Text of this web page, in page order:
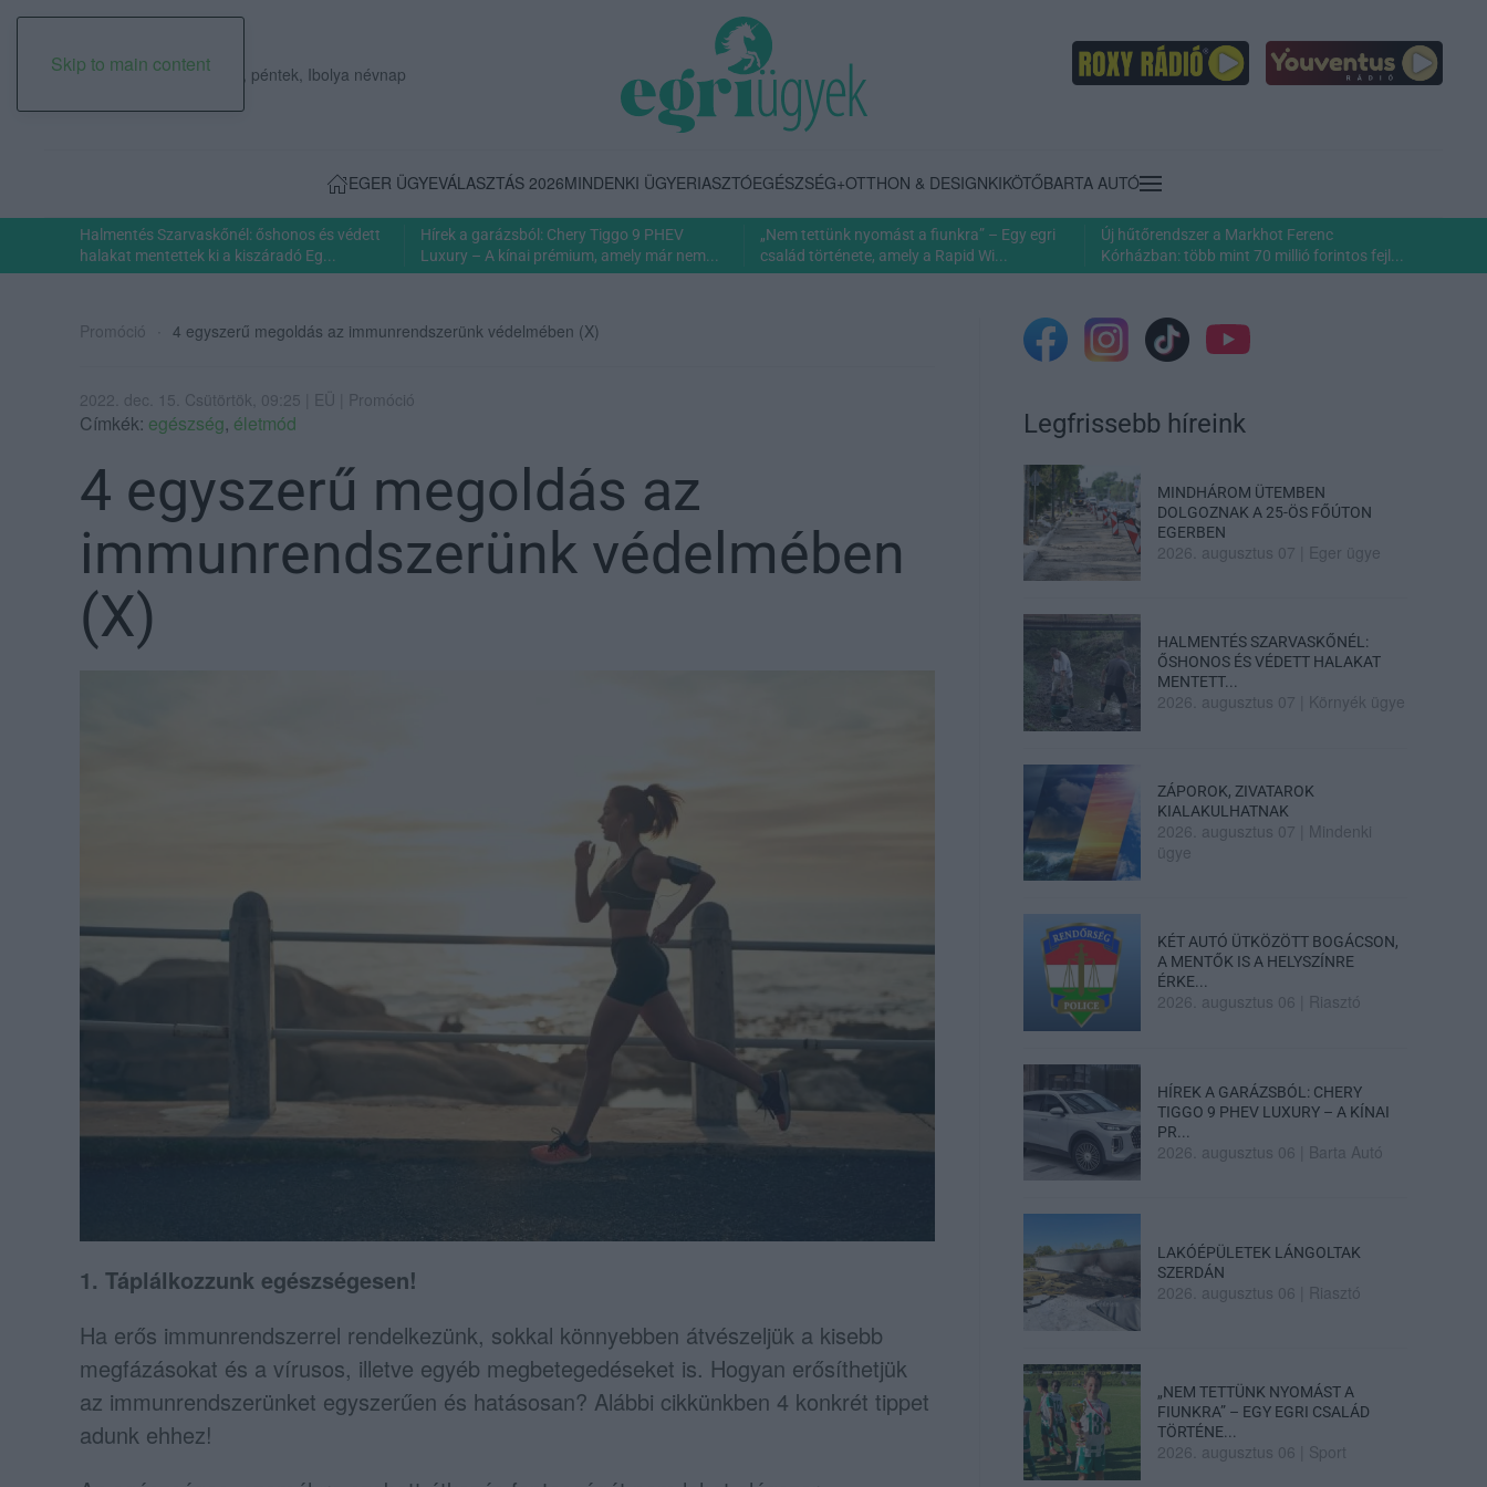
Skip to main content
2026. augusztus 07., péntek, Ibolya névnap
EGER ÜGYEVÁLASZTÁS 2026MINDENKI ÜGYERIASZTÓEGÉSZSÉG+OTTHON & DESIGNKIKÖTŐBARTA AUTÓ
Halmentés Szarvaskőnél: őshonos és védett
halakat mentettek ki a kiszáradó Eg...
Hírek a garázsból: Chery Tiggo 9 PHEV
Luxury – A kínai prémium, amely már nem...
„Nem tettünk nyomást a fiunkra” – Egy egri
család története, amely a Rapid Wi...
Új hűtőrendszer a Markhot Ferenc
Kórházban: több mint 70 millió forintos fejl...
Promóció 4 egyszerű megoldás az immunrendszerünk védelmében (X)
2022. dec. 15. Csütörtök, 09:25 | EÜ | Promóció
Címkék: egészség, életmód
4 egyszerű megoldás az
immunrendszerünk védelmében
(X)
1. Táplálkozzunk egészségesen!
Ha erős immunrendszerrel rendelkezünk, sokkal könnyebben átvészeljük a kisebb
megfázásokat és a vírusos, illetve egyéb megbetegedéseket is. Hogyan erősíthetjük
az immunrendszerünket egyszerűen és hatásosan? Alábbi cikkünkben 4 konkrét tippet
adunk ehhez!
Legfrissebb híreink
MINDHÁROM ÜTEMBEN
DOLGOZNAK A 25-ÖS FŐÚTON
EGERBEN
2026. augusztus 07 Eger ügye
HALMENTÉS SZARVASKŐNÉL:
ŐSHONOS ÉS VÉDETT HALAKAT
MENTETT...
2026. augusztus 07 Környék ügye
ZÁPOROK, ZIVATAROK
KIALAKULHATNAK
2026. augusztus 07
Mindenki
ügye
KÉT AUTÓ ÜTKÖZÖTT BOGÁCSON,
A MENTŐK IS A HELYSZÍNRE
ÉRKE...
2026. augusztus 06 Riasztó
HÍREK A GARÁZSBÓL: CHERY
TIGGO 9 PHEV LUXURY – A KÍNAI
PR...
2026. augusztus 06 Barta Autó
LAKÓÉPÜLETEK LÁNGOLTAK
SZERDÁN
2026. augusztus 06 Riasztó
„NEM TETTÜNK NYOMÁST A
FIUNKRA” – EGY EGRI CSALÁD
TÖRTÉNE...
2026. augusztus 06 Sport